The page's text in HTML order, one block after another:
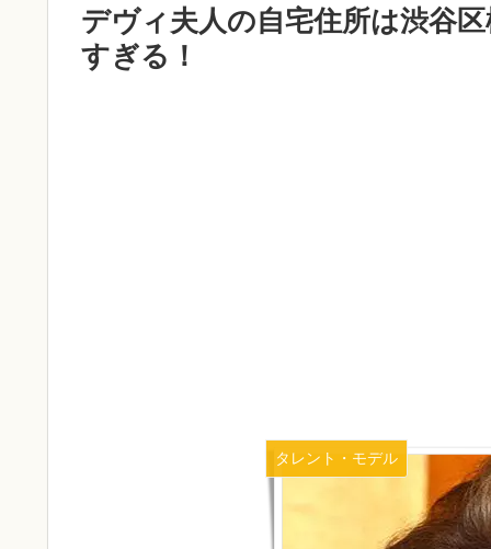
デヴィ夫人の自宅住所は渋谷
すぎる！
タレント・モデル